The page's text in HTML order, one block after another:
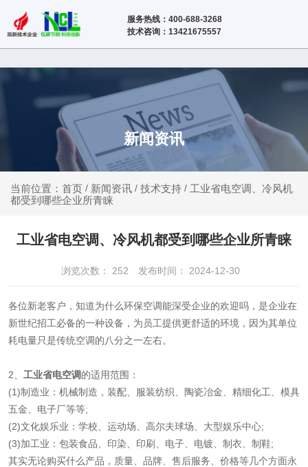
服务热线：400-688-3268
技术咨询：13421675557
新闻资讯
当前位置：首页 / 新闻资讯 / 技术支持 / 工业省电空调、冷风机
都受到哪些企业所青睐
工业省电空调、冷风机都受到哪些企业所青睐
浏览次数： 252 发布时间： 2024-12-30
各位新老客户，知道为什么环保空调能深受企业的欢迎吗，是企业在
新世纪招工必备的一种设备，为员工提供更舒适的环境，因为其单位
耗电量只是传统空调的八分之一左右。
2、 工业省电空调的适用范围：
(1)制造业：机械制造，装配、服装纺织、陶瓷冶金、精细化工、模具
五金、电子厂等等;
(2)文化娱乐业：学校、运动场、高尔夫球场、大型娱乐中心;
(3)加工业：包装食品、印染、印刷、电子、电镀、制衣、制鞋;
其实无论购买什么产品，质量、品牌、售后服务、价格等几个方面永